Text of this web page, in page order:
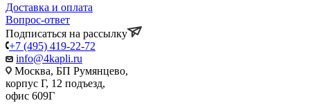
Доставка и оплата
Вопрос-ответ
Подписаться на рассылку
+7 (495) 419-22-72
info@4kapli.ru
Москва, БП Румянцево,
корпус Г, 12 подъезд,
офис 609Г